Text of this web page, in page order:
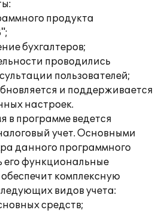
продукта
бухгалтеров;
проводились
пользователей;
и поддерживается
настроек.
в программе ведется
учет. Основными
данного программного
его функциональные
комплексную
видов учета:
средств;